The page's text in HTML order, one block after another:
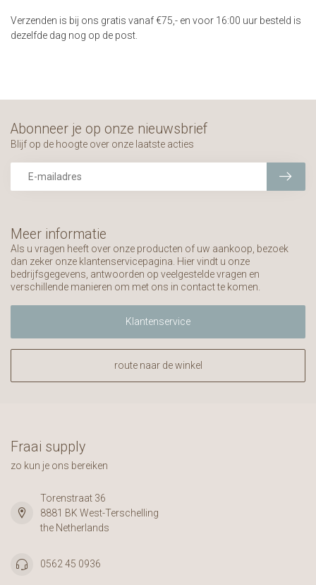
Verzenden is bij ons gratis vanaf €75,- en voor 16:00 uur besteld is
dezelfde dag nog op de post.
Meer informatie
Als u vragen heeft over onze producten of uw aankoop, bezoek
dan zeker onze klantenservicepagina. Hier vindt u onze
bedrijfsgegevens, antwoorden op veelgestelde vragen en
verschillende manieren om met ons in contact te komen.
Klantenservice
route naar de winkel
Abonneer je op onze nieuwsbrief
Blijf op de hoogte over onze laatste acties
Fraai supply
zo kun je ons bereiken
Torenstraat 36
8881 BK West-Terschelling
the Netherlands
0562 45 0936